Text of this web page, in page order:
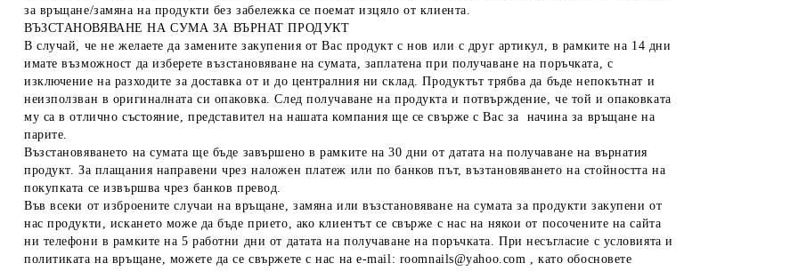
за връщане/замяна на продукти без забележка се поемат изцяло от клиента.
ВЪЗСТАНОВЯВАНЕ НА СУМА ЗА ВЪРНАТ ПРОДУКТ
В случай, че не желаете да замените закупения от Вас продукт с нов или с друг артикул, в рамките на 14 дни
имате възможност да изберете възстановяване на сумата, заплатена при получаване на поръчката, с
изключение на разходите за доставка от и до централния ни склад. Продуктът трябва да бъде непокътнат и
неизползван в оригиналната си опаковка. След получаване на продукта и потвърждение, че той и опаковката
му са в отлично състояние, представител на нашата компания ще се свърже с Вас за начина за връщане на
парите.
Възстановяването на сумата ще бъде завършено в рамките на 30 дни от датата на получаване на върнатия
продукт. За плащания направени чрез наложен платеж или по банков път, възтановяването на стойността на
покупката се извършва чрез банков превод.
Във всеки от изброените случаи на връщане, замяна или възстановяване на сумата за продукти закупени от
нас продукти, искането може да бъде прието, ако клиентът се свърже с нас на някои от посочените на сайта
ни телефони в рамките на 5 работни дни от датата на получаване на поръчката. При несъгласие с условията и
политиката на връщане, можете да се свържете с нас на e-mail: roomnails@yahoo.com , като обосновете